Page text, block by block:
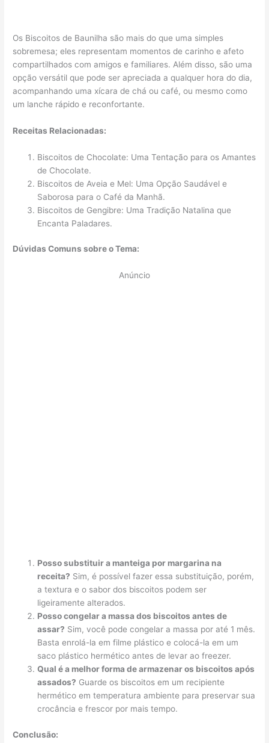
Os Biscoitos de Baunilha são mais do que uma simples
sobremesa; eles representam momentos de carinho e afeto
compartilhados com amigos e familiares. Além disso, são uma
opção versátil que pode ser apreciada a qualquer hora do dia,
acompanhando uma xícara de chá ou café, ou mesmo como
um lanche rápido e reconfortante.
Receitas Relacionadas:
Biscoitos de Chocolate: Uma Tentação para os Amantes
de Chocolate.
Biscoitos de Aveia e Mel: Uma Opção Saudável e
Saborosa para o Café da Manhã.
Biscoitos de Gengibre: Uma Tradição Natalina que
Encanta Paladares.
Dúvidas Comuns sobre o Tema:
Anúncio
Posso substituir a manteiga por margarina na
receita? Sim, é possível fazer essa substituição, porém,
a textura e o sabor dos biscoitos podem ser
ligeiramente alterados.
Posso congelar a massa dos biscoitos antes de
assar? Sim, você pode congelar a massa por até 1 mês.
Basta enrolá-la em filme plástico e colocá-la em um
saco plástico hermético antes de levar ao freezer.
Qual é a melhor forma de armazenar os biscoitos após
assados? Guarde os biscoitos em um recipiente
hermético em temperatura ambiente para preservar sua
crocância e frescor por mais tempo.
Conclusão: